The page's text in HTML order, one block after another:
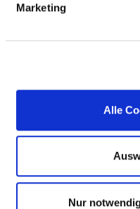
Marketing
Alle
Nur
Vollstationäre
PERSONELLE
FACHEXPERTISE
MEDIZINISCHES
FALLZAHLEN